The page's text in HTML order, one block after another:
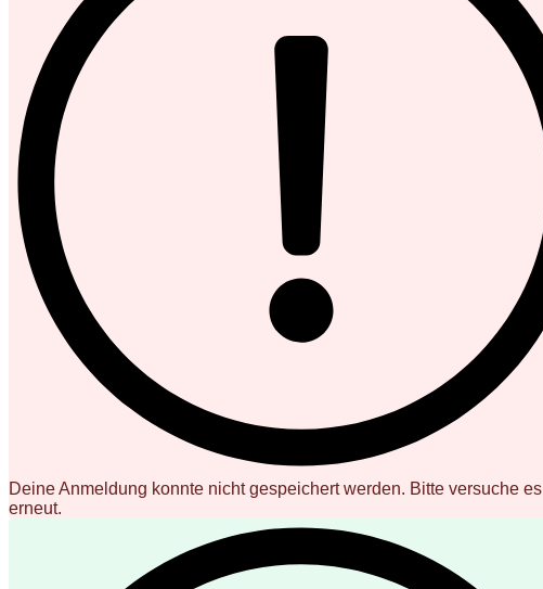
Deine Anmeldung konnte nicht gespeichert werden. Bitte versuche es
erneut.